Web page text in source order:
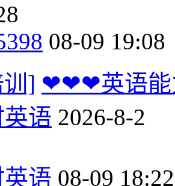
08-09 19:08
] ❤❤❤英语能
语 2026-8-2
语 08-09 18:22